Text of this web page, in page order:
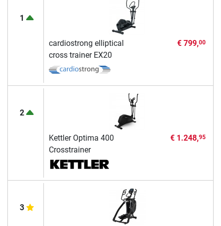
1
cardiostrong elliptical
cross trainer EX20
€ 799,00
2
Kettler Optima 400
Crosstrainer
€ 1.248,95
3